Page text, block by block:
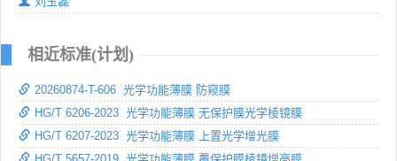
相近标准(计划)
20260874-T-606 光学功能薄膜 防窥膜
HG/T 6206-2023 光学功能薄膜 无保护膜光学棱镜膜
HG/T 6207-2023 光学功能薄膜 上置光学增光膜